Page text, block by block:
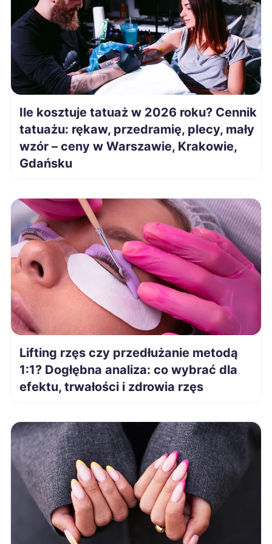
Bolesławiec 1 923 zł
1 923 zł
Słupsk 1 925 zł
Ełk 1 928 zł
Gniezno 1 928 zł
Dębica 1 930 zł
Mysłowice 1 933 zł
Siedlce
Ostrołęka 1 938 zł
Zgierz 1 940 zł
Kutno
Radom 1 945 zł
Tarnowskie Góry 1 945 zł
Skierniewice 1 950 zł
Zduńska Wola 1 950 zł
Ile kosztuje tatuaż w 2026 roku? Cennik
tatuażu: rękaw, przedramię, plecy, mały
wzór – ceny w Warszawie, Krakowie,
Gdańsku
Lifting rzęs czy przedłużanie metodą
1:1? Dogłębna analiza: co wybrać dla
efektu, trwałości i zdrowia rzęs